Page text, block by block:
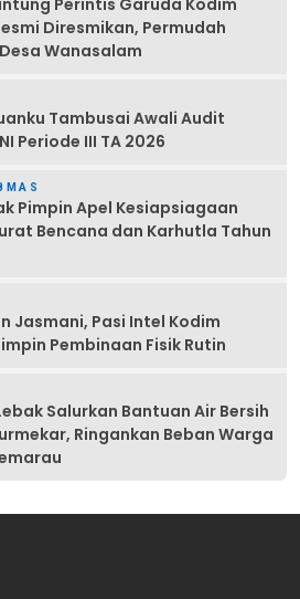
Perintis Garuda Kodim
Diresmikan, Permudah
Wanasalam
Tambusai Awali Audit
Periode III TA 2026
Pimpin Apel Kesiapsiagaan
Bencana dan Karhutla Tahun
Jasmani, Pasi Intel Kodim
Pembinaan Fisik Rutin
Salurkan Bantuan Air Bersih
Ringankan Beban Warga